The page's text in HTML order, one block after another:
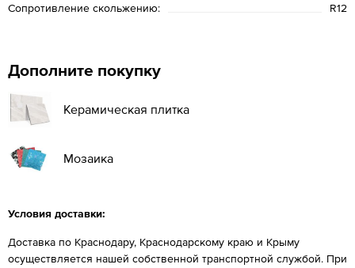
Сопротивление скольжению:
R12
Дополните покупку
Керамическая плитка
Мозаика
Условия доставки:
Доставка по Краснодару, Краснодарскому краю и Крыму
осуществляется нашей собственной транспортной службой. При